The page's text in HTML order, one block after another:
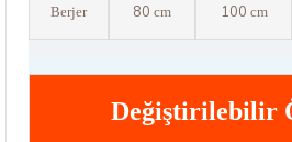
Berjer 80 cm 100 cm
Değiştirilebilir